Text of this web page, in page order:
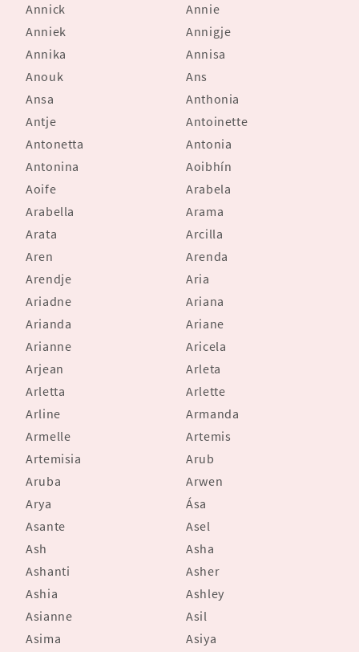
Annick
Annie
Anniek
Annigje
Annika
Annisa
Anouk
Ans
Ansa
Anthonia
Antje
Antoinette
Antonetta
Antonia
Antonina
Aoibhín
Aoife
Arabela
Arabella
Arama
Arata
Arcilla
Aren
Arenda
Arendje
Aria
Ariadne
Ariana
Arianda
Ariane
Arianne
Aricela
Arjean
Arleta
Arletta
Arlette
Arline
Armanda
Armelle
Artemis
Artemisia
Arub
Aruba
Arwen
Arya
Ása
Asante
Asel
Ash
Asha
Ashanti
Asher
Ashia
Ashley
Asianne
Asil
Asima
Asiya